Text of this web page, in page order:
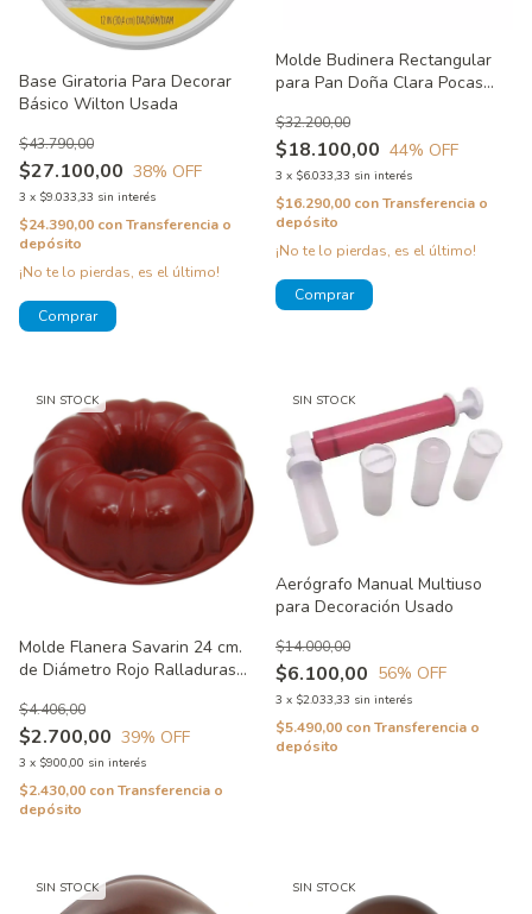
Base Giratoria Para Decorar
Básico Wilton Usada
$27.100,00
$43.790,00
38% OFF
3 x $9.033,33 sin interés
$24.390,00 conTransferencia o
depósito
¡No te lo pierdas, es el último!
Molde Budinera Rectangular
para Pan Doña Clara Pocas
$18.100,00
$32.200,00
44% OFF
3 x $6.033,33 sin interés
$16.290,00 conTransferencia o
depósito
¡No te lo pierdas, es el último!
SIN STOCK
Molde Flanera Savarin 24 cm.
de Diámetro Rojo Ralladuras
$2.700,00
$4.406,00
39% OFF
3 x $900,00 sin interés
$2.430,00 conTransferencia o
depósito
SIN STOCK
Aerógrafo Manual Multiuso
para Decoración Usado
$6.100,00
$14.000,00
56% OFF
3 x $2.033,33 sin interés
$5.490,00 conTransferencia o
depósito
SIN STOCK SIN STOCK